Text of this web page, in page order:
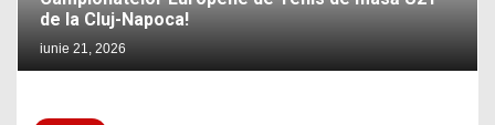
de la Cluj-Napoca!
iunie 21, 2026